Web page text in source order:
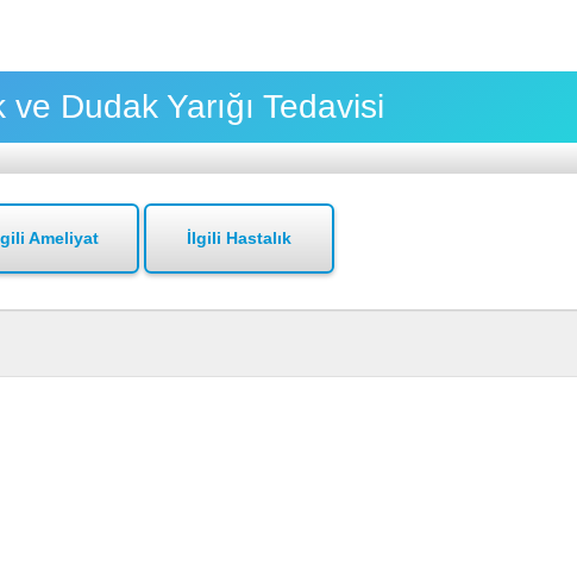
ve Dudak Yarığı Tedavisi
Ameliyat İlgili Hastalık